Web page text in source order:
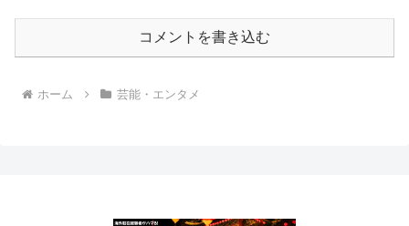
コメントを書き込む
ホーム 芸能・エンタメ